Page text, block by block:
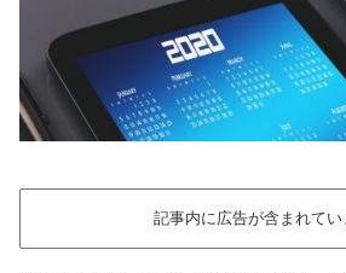
記事内に広告が含まれてい